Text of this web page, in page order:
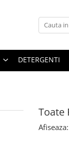
DETERGENTI
Toate
Afiseaza: